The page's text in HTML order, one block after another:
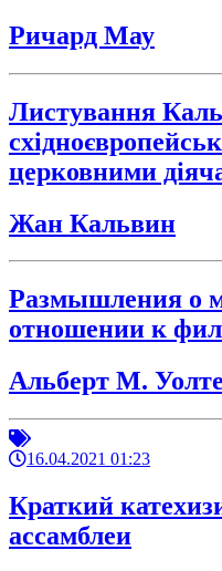
Ричард Мау
Листування
церковними
Жан Кальвин
Размышления о
отношении к
Альберт М.
16.04.2021 01:23
Краткий
ассамблеи